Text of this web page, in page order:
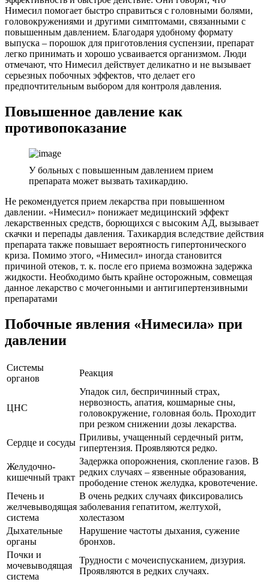
Нимесил помогает быстро справиться с головными болями,
головокружениями и другими симптомами, связанными с
повышенным давлением. Благодаря удобному формату
выпуска – порошок для приготовления суспензии, препарат
легко принимать и хорошо усваивается организмом. Люди
отмечают, что Нимесил действует деликатно и не вызывает
серьезных побочных эффектов, что делает его
предпочтительным выбором для контроля давления.
Повышенное давление как
противопоказание
У больных с повышенным давлением прием
препарата может вызвать тахикардию.
Не рекомендуется прием лекарства при повышенном
давлении. «Нимесил» понижает медицинский эффект
лекарственных средств, борющихся с высоким АД, вызывает
скачки и перепады давления. Тахикардия вследствие действия
препарата также повышает вероятность гипертонического
криза. Помимо этого, «Нимесил» иногда становится
причиной отеков, т. к. после его приема возможна задержка
жидкости. Необходимо быть крайне осторожным, совмещая
данное лекарство с мочегонными и антигипертензивными
препаратами
Побочные явления «Нимесила» при
давлении
Системы
органов
Реакция
ЦНС
Упадок сил, беспричинный страх,
нервозность, апатия, кошмарные сны,
головокружение, головная боль. Проходит
при резком снижении дозы лекарства.
Сердце и сосуды
Приливы, учащенный сердечный ритм,
гипертензия. Проявляются редко.
Желудочно-
кишечный тракт
Задержка опорожнения, скопление газов. В
редких случаях – язвенные образования,
прободение стенок желудка, кровотечение.
Печень и
желчевыводящая
система
В очень редких случаях фиксировались
заболевания гепатитом, желтухой,
холестазом
Дыхательные
органы
Нарушение частоты дыхания, сужение
бронхов.
Почки и
мочевыводящая
система
Трудности с мочеиспусканием, дизурия.
Проявляются в редких случаях.